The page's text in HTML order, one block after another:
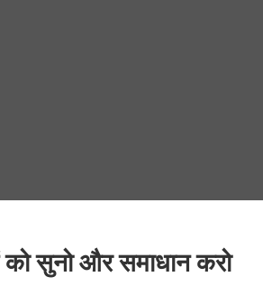
सुनो और समाधान करो